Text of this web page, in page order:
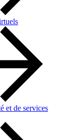
et de services